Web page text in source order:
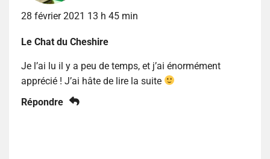
28 février 2021 13 h 45 min
Le Chat du Cheshire
Je l’ai lu il y a peu de temps, et j’ai énormément
apprécié ! J’ai hâte de lire la suite
Répondre